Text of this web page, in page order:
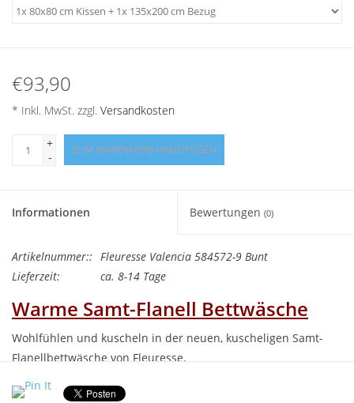
Accessoires Spa
Geprüfter Webshop
Tel.0049(0)7322-919376
Blog-Aktuelles
€93,90
* Inkl. MwSt. zzgl. Versandkosten
+
-
ZUM WARENKORB HINZUFÜGEN
Informationen Bewertungen (0)
Artikelnummer:: Fleuresse Valencia 584572-9 Bunt
Lieferzeit:
ca. 8-14 Tage
Warme Samt-Flanell Bettwäsche
Wohlfühlen und kuscheln in der neuen, kuscheligen Samt-
Flanellbettwäsche von Fleuresse.
VALENCIA – kuschelige samt-flanellbettwäsche mit